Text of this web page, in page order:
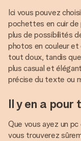
Ici vous pouvez
pochettes en cuir
plus de possibilités
photos en couleur et
tout doux, tandis
plus casual et
précise du texte ou
Il y en a
Que vous ayez un
vous trouverez